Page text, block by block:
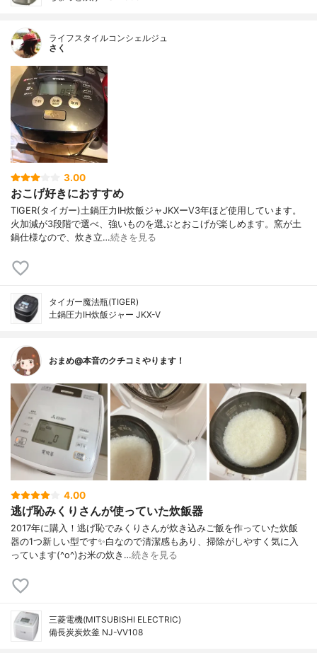
ライフスタイルコンシェルジュ
さく
3.00
おこげ好きにおすすめ
TIGER(タイガー)土鍋圧力IH炊飯ジャJKXーV3年ほど使用しています。
火加減が3段階で選べ、強いものを選ぶとおこげが楽しめます。窯が土
鍋仕様なので、炊き立…続きを見る
タイガー魔法瓶(TIGER)
土鍋圧力IH炊飯ジャー JKX-V
おまめ@本音のクチコミやります！
4.00
逃げ恥みくりさんが使っていた炊飯器
2017年に購入！逃げ恥でみくりさんが炊き込みご飯を作っていた炊飯
器の1つ新しい型です✨白なので清潔感もあり、掃除がしやすく気に入
っています(^o^)お米の炊き…続きを見る
三菱電機(MITSUBISHI ELECTRIC)
備長炭炭炊釜 NJ-VV108